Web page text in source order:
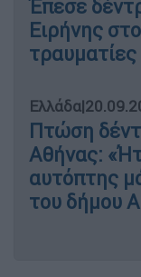
Έπεσε
Ειρήνης
τραυματίες
Ελλάδα|
Πτώση
Αθήνας:
αυτόπτης
του δήμου